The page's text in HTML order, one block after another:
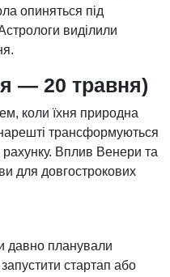
опиняться під
виділили
— 20 травня)
коли їхня природна
нарешті трансформуються
рахунку. Вплив Венери та
для довгострокових
давно планували
стартап або